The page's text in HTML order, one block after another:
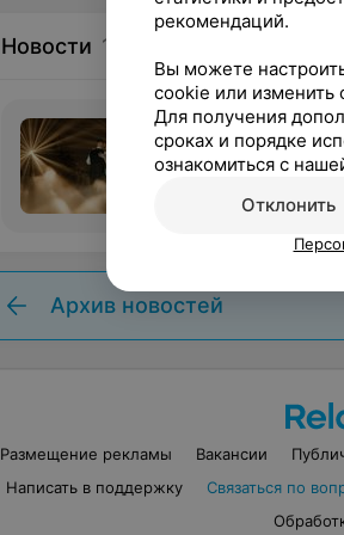
Новости 1
9 марта, 2026
Отметьте
Архив новостей
Размещение рекламы Вакансии
Написать в поддержку Связаться по
рекомендаций.
Вы можете
cookie или изменить
Для получения
сроках и порядке
ознакомиться с
Отклонить